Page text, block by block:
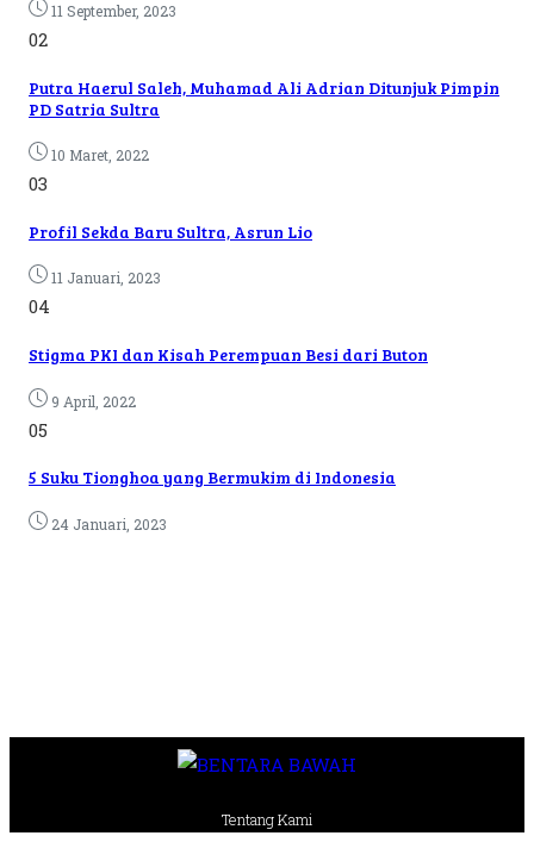
11 September, 2023
02
Putra Haerul Saleh, Muhamad Ali Adrian Ditunjuk Pimpin
PD Satria Sultra
10 Maret, 2022
03
Profil Sekda Baru Sultra, Asrun Lio
11 Januari, 2023
04
Stigma PKI dan Kisah Perempuan Besi dari Buton
9 April, 2022
05
5 Suku Tionghoa yang Bermukim di Indonesia
24 Januari, 2023
Tentang Kami